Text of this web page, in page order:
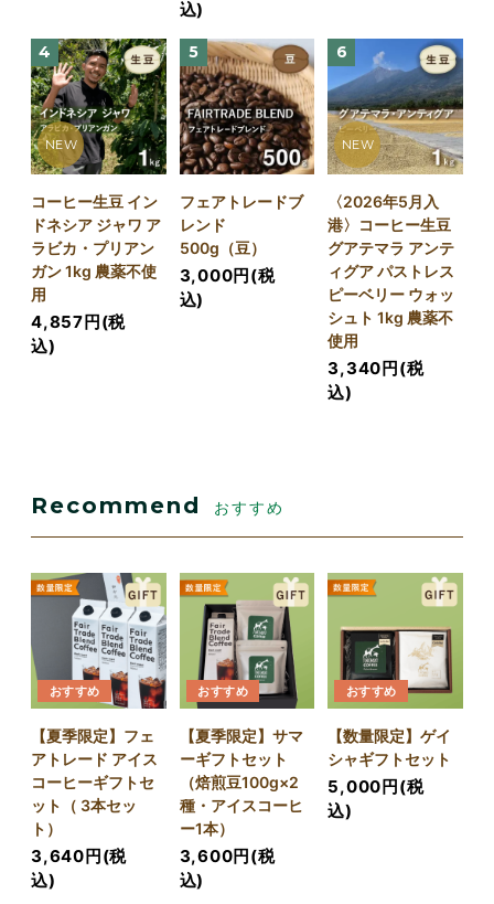
込)
4
NEW
コーヒー生豆 イン
ドネシア ジャワ ア
ラビカ・プリアン
ガン 1kg 農薬不使
用
4,857円(税
込)
5
フェアトレードブ
レンド
500g（豆）
3,000円(税
込)
6
NEW
〈2026年5月入
港〉コーヒー生豆
グアテマラ アンテ
ィグア パストレス
ピーベリー ウォッ
シュト 1kg 農薬不
使用
3,340円(税
込)
Recommend おすすめ
おすすめ
【夏季限定】フェ
アトレード アイス
コーヒーギフトセ
ット（ 3本セッ
ト）
3,640円(税
込)
おすすめ
【夏季限定】サマ
ーギフトセット
（焙煎豆100g×2
種・アイスコーヒ
ー1本）
3,600円(税
込)
おすすめ
【数量限定】ゲイ
シャギフトセット
5,000円(税
込)